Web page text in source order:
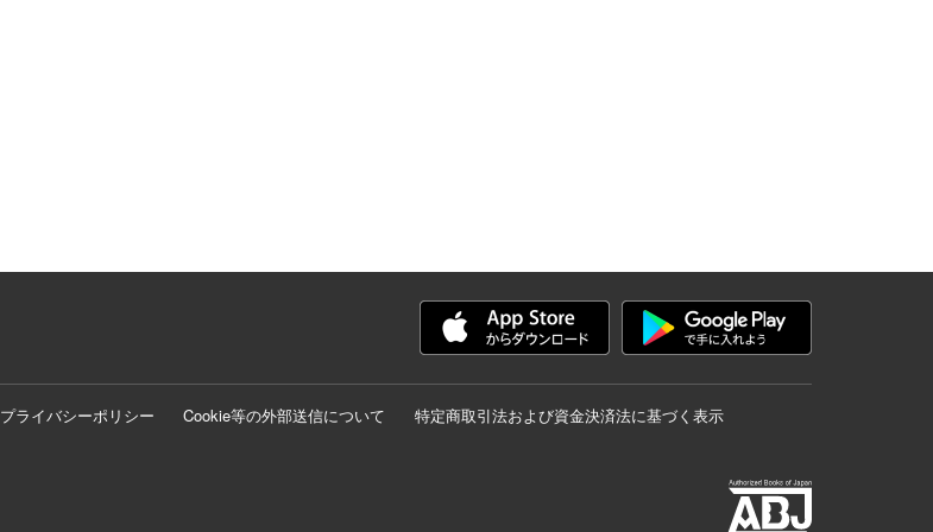
プライバシーポリシー Cookie等の外部送信について
特定商取引法および資金決済法に基づく表示